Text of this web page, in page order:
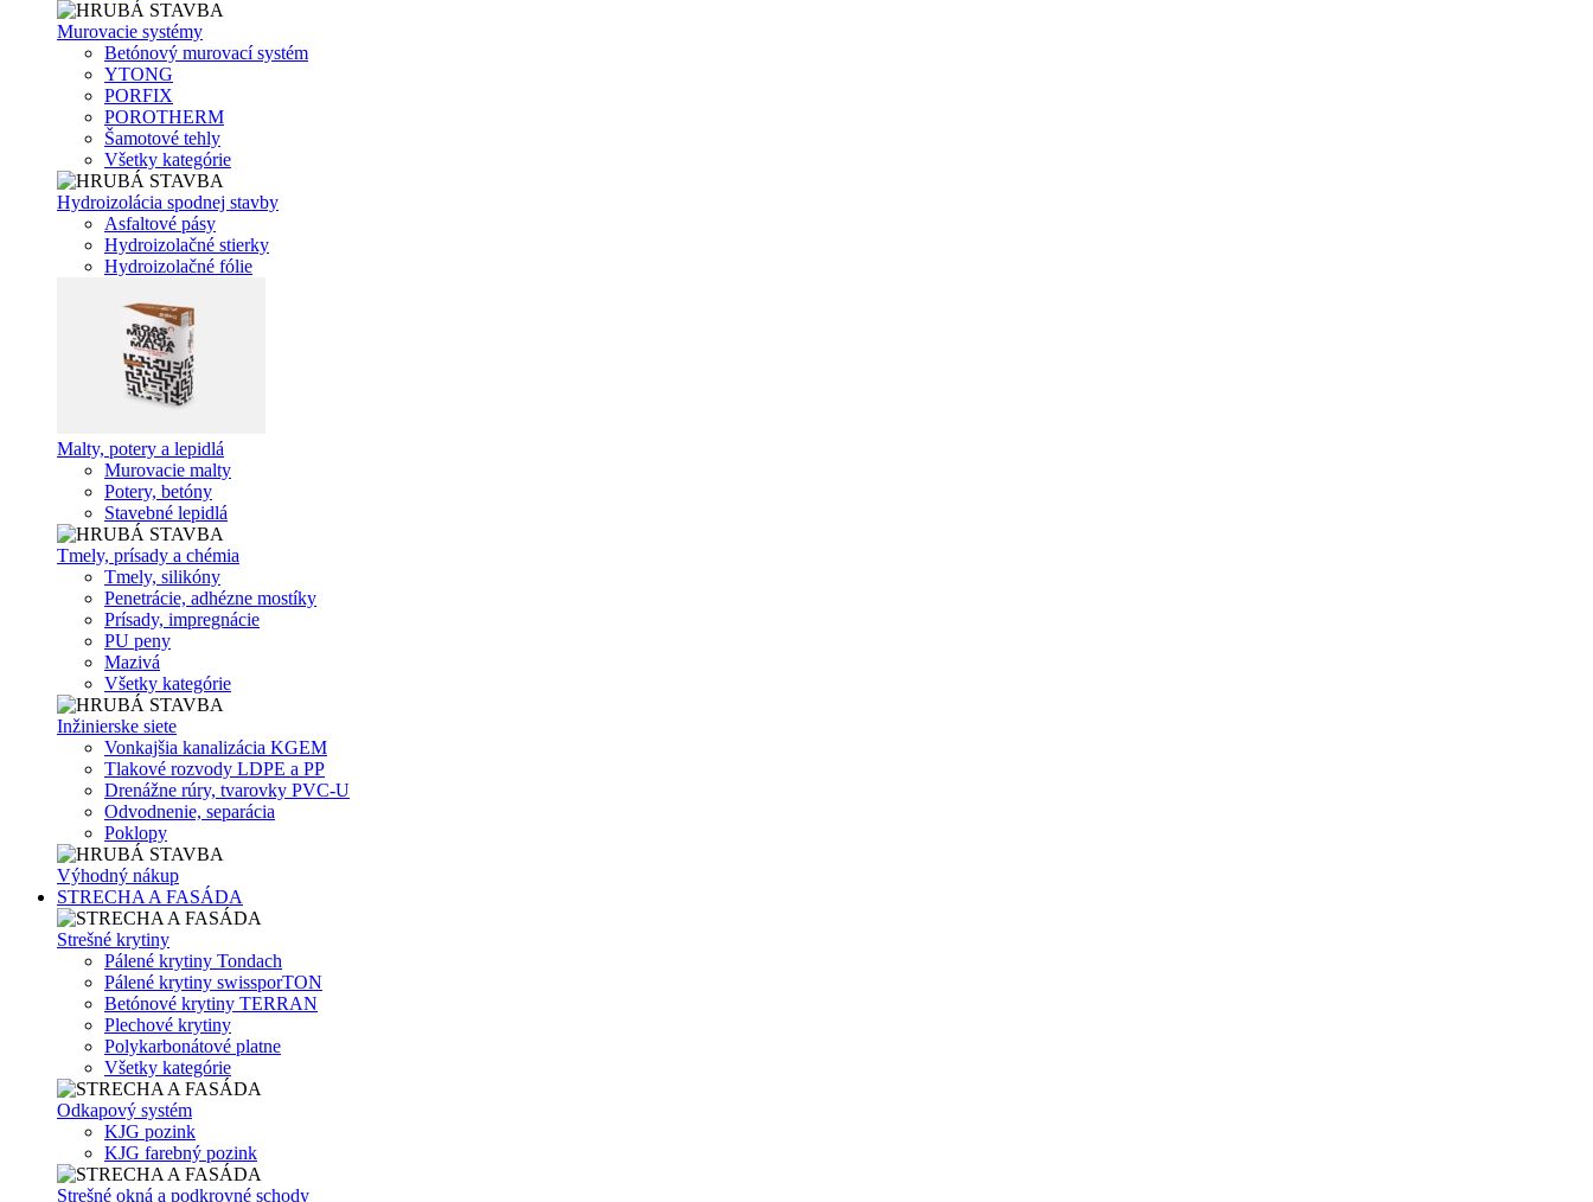
Murovacie systémy
Betónový murovací systém
YTONG
PORFIX
POROTHERM
Šamotové tehly
Všetky kategórie
Hydroizolácia spodnej stavby
Asfaltové pásy
Hydroizolačné stierky
Hydroizolačné fólie
Malty, potery a lepidlá
Murovacie malty
Potery, betóny
Stavebné lepidlá
Tmely, prísady a chémia
Tmely, silikóny
Penetrácie, adhézne mostíky
Prísady, impregnácie
PU peny
Mazivá
Všetky kategórie
Inžinierske siete
Vonkajšia kanalizácia KGEM
Tlakové rozvody LDPE a PP
Drenážne rúry, tvarovky PVC-U
Odvodnenie, separácia
Poklopy
Výhodný nákup
STRECHA A FASÁDA
Strešné krytiny
Pálené krytiny Tondach
Pálené krytiny swissporTON
Betónové krytiny TERRAN
Plechové krytiny
Polykarbonátové platne
Všetky kategórie
Odkapový systém
KJG pozink
KJG farebný pozink
Strešné okná a podkrovné schody